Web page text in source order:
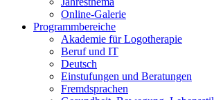
Online-Galerie
Programmbereiche
Akademie für Logotherapie
Beruf und IT
Deutsch
Einstufungen und Beratungen
Fremdsprachen